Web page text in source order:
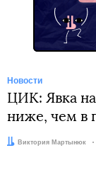
Новости
ЦИК: Явка
ниже, чем в
Автор:Виктория Мартынюк